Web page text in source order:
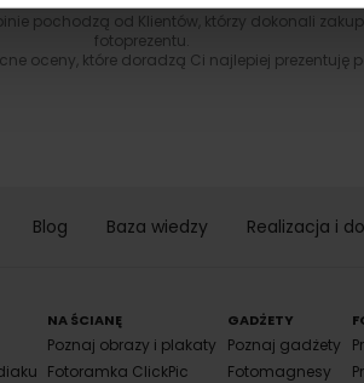
pochodzą od Klientów, którzy dokonali
fotoprezentu.
oceny, które doradzą Ci najlepiej prezentuję
Blog Baza wiedzy Realizacja i
NA ŚCIANĘ
Poznaj obrazy i plakaty
Fotoramka ClickPic
GADŻETY
Poznaj gadżety
Fotomagnesy